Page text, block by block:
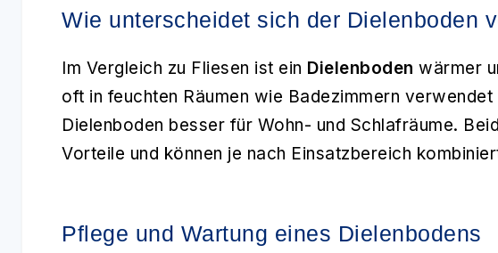
Wie unterscheidet sich der Dielenboden
Im Vergleich zu Fliesen ist ein Dielenboden wärmer
oft in feuchten Räumen wie Badezimmern
Dielenboden besser für Wohn- und Schlafräume.
Vorteile und können je nach Einsatzbereich
Pflege und Wartung eines Dielenbodens